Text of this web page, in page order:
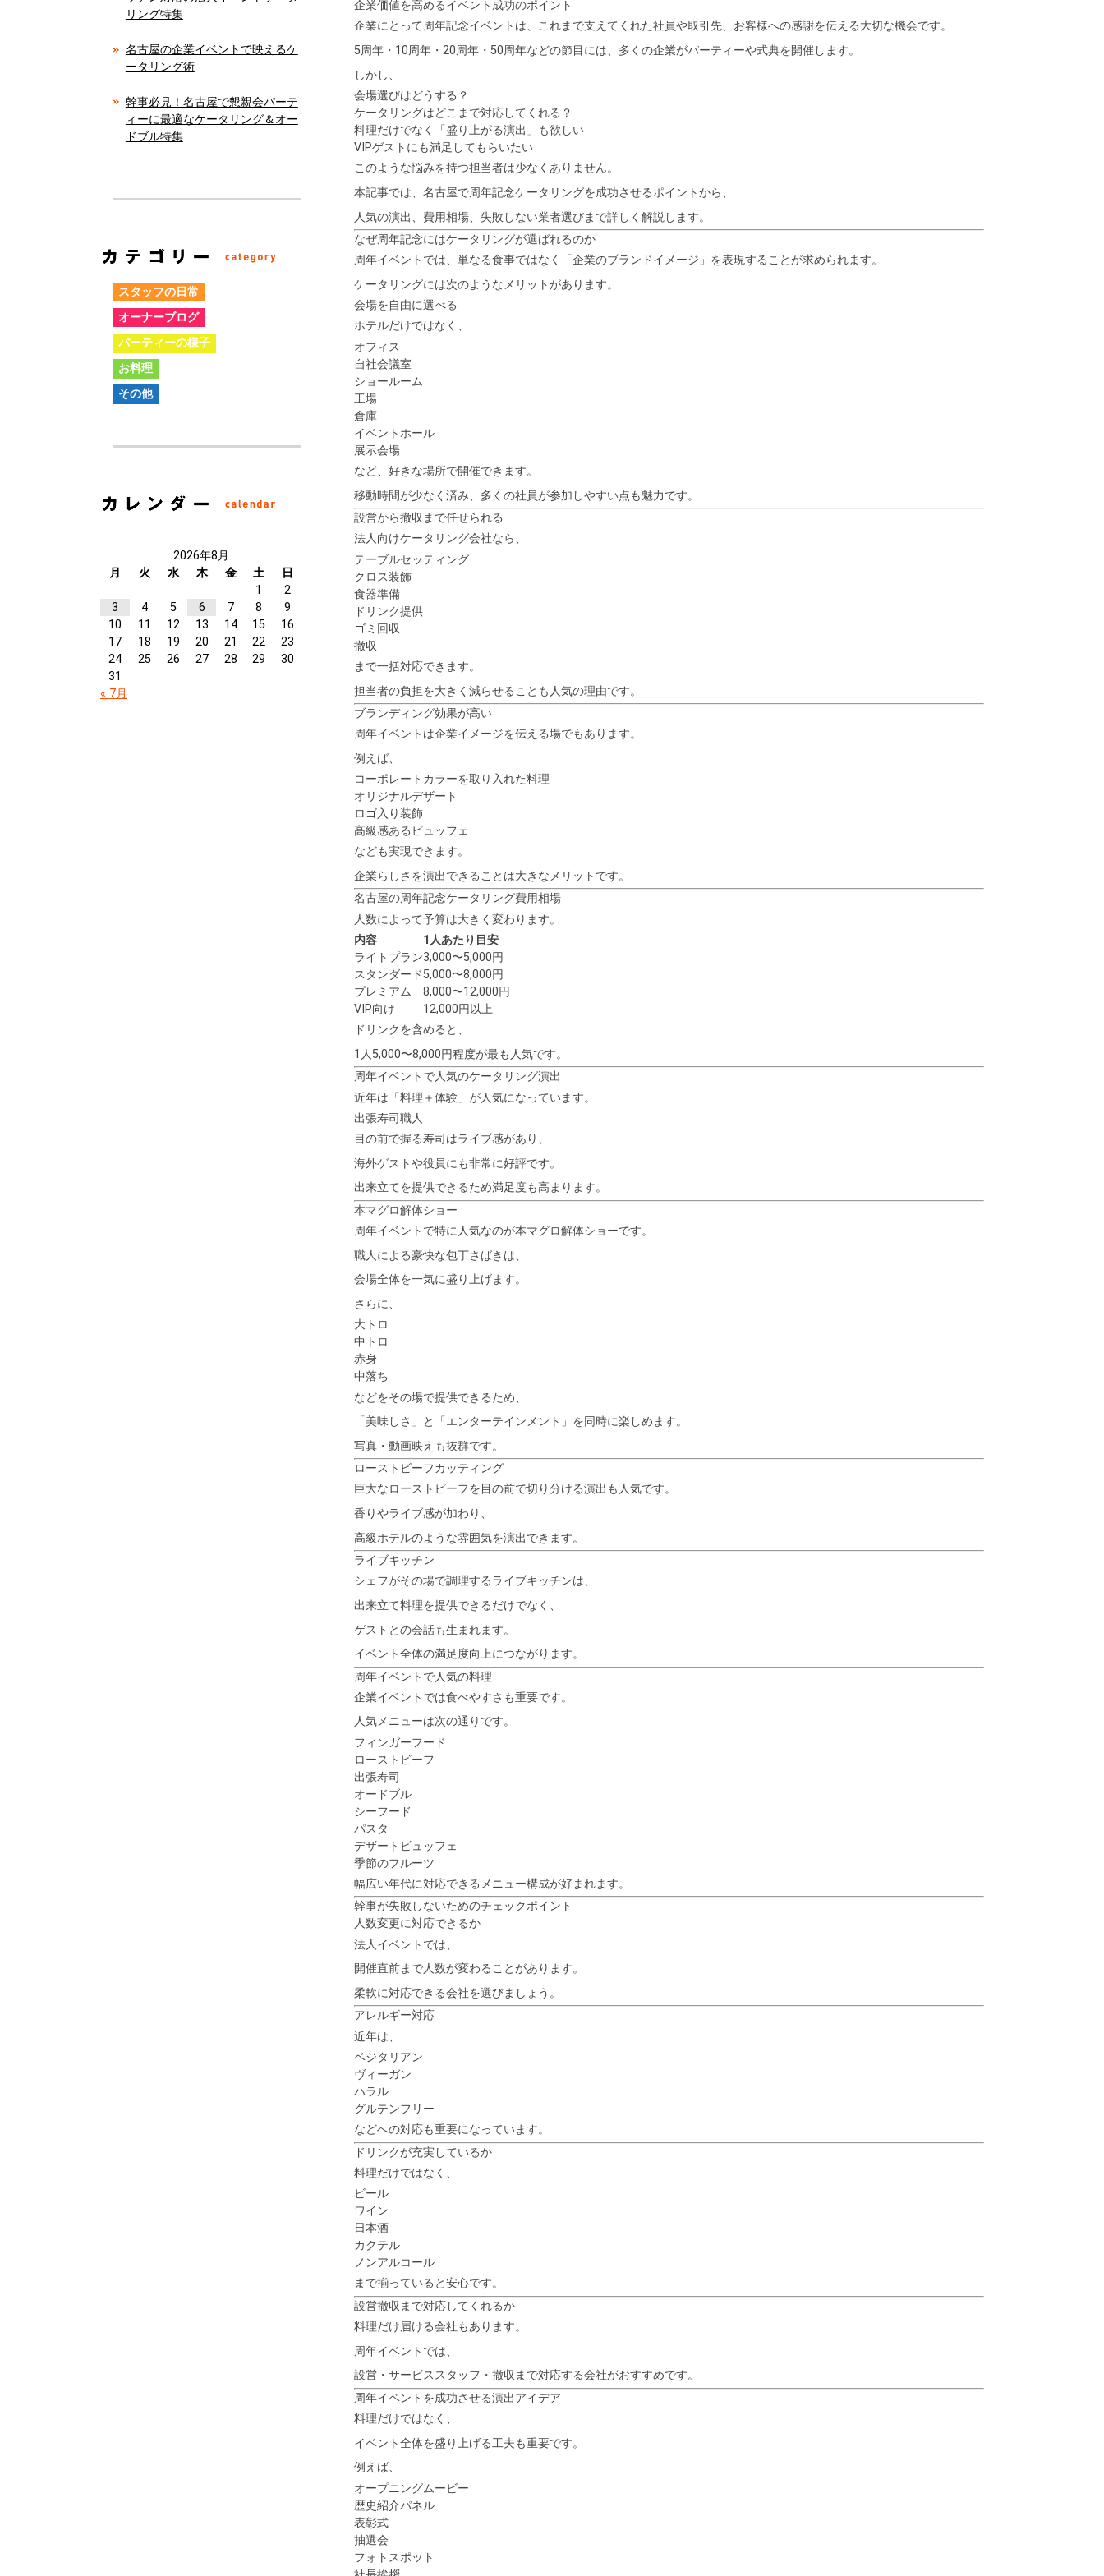
企業価値を高めるイベント成功のポイント
企業にとって周年記念イベントは、これまで支えてくれた社員や取引先、お客様への感謝を伝える大切な機会です。
5周年・10周年・20周年・50周年などの節目には、多くの企業がパーティーや式典を開催します。
しかし、
会場選びはどうする？
ケータリングはどこまで対応してくれる？
料理だけでなく「盛り上がる演出」も欲しい
VIPゲストにも満足してもらいたい
このような悩みを持つ担当者は少なくありません。
本記事では、名古屋で周年記念ケータリングを成功させるポイントから、
人気の演出、費用相場、失敗しない業者選びまで詳しく解説します。
なぜ周年記念にはケータリングが選ばれるのか
周年イベントでは、単なる食事ではなく「企業のブランドイメージ」を表現することが求められます。
ケータリングには次のようなメリットがあります。
会場を自由に選べる
ホテルだけではなく、
オフィス
自社会議室
ショールーム
工場
倉庫
イベントホール
展示会場
など、好きな場所で開催できます。
移動時間が少なく済み、多くの社員が参加しやすい点も魅力です。
設営から撤収まで任せられる
法人向けケータリング会社なら、
テーブルセッティング
クロス装飾
食器準備
ドリンク提供
ゴミ回収
撤収
まで一括対応できます。
担当者の負担を大きく減らせることも人気の理由です。
ブランディング効果が高い
周年イベントは企業イメージを伝える場でもあります。
例えば、
コーポレートカラーを取り入れた料理
オリジナルデザート
ロゴ入り装飾
高級感あるビュッフェ
なども実現できます。
企業らしさを演出できることは大きなメリットです。
名古屋の周年記念ケータリング費用相場
人数によって予算は大きく変わります。
内容
1人あたり目安
ライトプラン3,000〜5,000円
スタンダード5,000〜8,000円
プレミアム
8,000〜12,000円
VIP向け
12,000円以上
ドリンクを含めると、
1人5,000〜8,000円程度が最も人気です。
周年イベントで人気のケータリング演出
近年は「料理＋体験」が人気になっています。
出張寿司職人
目の前で握る寿司はライブ感があり、
海外ゲストや役員にも非常に好評です。
出来立てを提供できるため満足度も高まります。
本マグロ解体ショー
周年イベントで特に人気なのが本マグロ解体ショーです。
職人による豪快な包丁さばきは、
会場全体を一気に盛り上げます。
さらに、
大トロ
中トロ
赤身
中落ち
などをその場で提供できるため、
「美味しさ」と「エンターテインメント」を同時に楽しめます。
写真・動画映えも抜群です。
ローストビーフカッティング
巨大なローストビーフを目の前で切り分ける演出も人気です。
香りやライブ感が加わり、
高級ホテルのような雰囲気を演出できます。
ライブキッチン
シェフがその場で調理するライブキッチンは、
出来立て料理を提供できるだけでなく、
ゲストとの会話も生まれます。
イベント全体の満足度向上につながります。
周年イベントで人気の料理
企業イベントでは食べやすさも重要です。
人気メニューは次の通りです。
フィンガーフード
ローストビーフ
出張寿司
オードブル
シーフード
パスタ
デザートビュッフェ
季節のフルーツ
幅広い年代に対応できるメニュー構成が好まれます。
幹事が失敗しないためのチェックポイント
人数変更に対応できるか
法人イベントでは、
開催直前まで人数が変わることがあります。
柔軟に対応できる会社を選びましょう。
アレルギー対応
近年は、
ベジタリアン
ヴィーガン
ハラル
グルテンフリー
などへの対応も重要になっています。
ドリンクが充実しているか
料理だけではなく、
ビール
ワイン
日本酒
カクテル
ノンアルコール
まで揃っていると安心です。
設営撤収まで対応してくれるか
料理だけ届ける会社もあります。
周年イベントでは、
設営・サービススタッフ・撤収まで対応する会社がおすすめです。
周年イベントを成功させる演出アイデア
料理だけではなく、
イベント全体を盛り上げる工夫も重要です。
例えば、
オープニングムービー
歴史紹介パネル
表彰式
抽選会
フォトスポット
リング特集
名古屋の企業イベントで映えるケ
ータリング術
幹事必見！名古屋で懇親会パーテ
ィーに最適なケータリング＆オー
ドブル特集
スタッフの日常
オーナーブログ
パーティーの様子
お料理
その他
2026年8月
月
火 水 木 金 土
日
1
2
3
4 5 6 7 8
9
10
11 12 13 14 15
16
17
18 19 20 21 22
23
24
25 26 27 28 29
30
31
« 7月